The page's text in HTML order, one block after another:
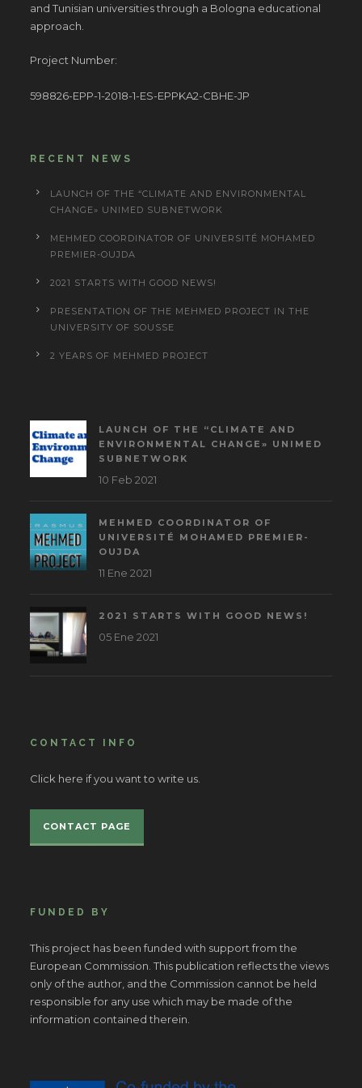
and Tunisian universities through a Bologna educational
approach.
Project Number:
598826-EPP-1-2018-1-ES-EPPKA2-CBHE-JP
RECENT NEWS
LAUNCH OF THE “CLIMATE AND ENVIRONMENTAL
CHANGE» UNIMED SUBNETWORK
MEHMED COORDINATOR OF UNIVERSITÉ MOHAMED
PREMIER-OUJDA
2021 STARTS WITH GOOD NEWS!
PRESENTATION OF THE MEHMED PROJECT IN THE
UNIVERSITY OF SOUSSE
2 YEARS OF MEHMED PROJECT
LAUNCH OF THE “CLIMATE AND
ENVIRONMENTAL CHANGE» UNIMED
SUBNETWORK
10 Feb 2021
MEHMED COORDINATOR OF
UNIVERSITÉ MOHAMED PREMIER-
OUJDA
11 Ene 2021
2021 STARTS WITH GOOD NEWS!
05 Ene 2021
CONTACT INFO
Click here if you want to write us.
CONTACT PAGE
FUNDED BY
This project has been funded with support from the
European Commission. This publication reflects the views
only of the author, and the Commission cannot be held
responsible for any use which may be made of the
information contained therein.